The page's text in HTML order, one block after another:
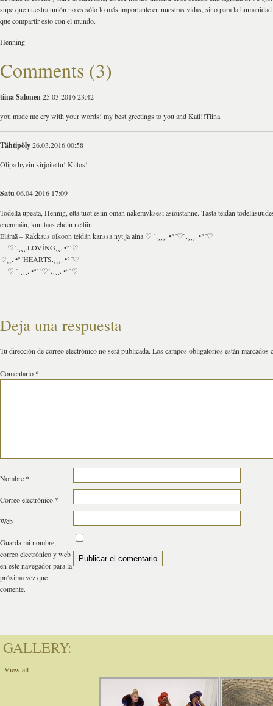
supe que nuestra unión no es sólo lo más importante en nuestras vidas, sino para la
que compartir esto con el mundo.
Henning
Comments (3)
tiina Salonen25.03.2016 23:42
you made me cry with your words! my best greetings to you and Kati!!Tiina
Tähtipöly26.03.2016 00:58
Olipa hyvin kirjoitettu! Kiitos!
Satu06.04.2016 17:09
Todella upeata, Hennig, että tuot esiin oman näkemyksesi asioistanne. Tästä teidän
enemmän, kun taas ehdin nettiin.
Elämä – Rakkaus olkoon teidän kanssa nyt ja aina ♡ `.¸¸¸. •°´♡`.¸¸¸. •°´♡
♡`.¸¸¸.LOVİNG¸¸. •°´♡
♡¸¸. •°´HEARTS.¸¸¸. •°´♡
♡ `.¸¸¸. •°´`♡`.¸¸¸. •°´♡
Deja una respuesta
Tu dirección de correo electrónico no será publicada. Los campos obligatorios están marcados
Comentario *
Nombre *
Correo electrónico *
Web
Guarda mi nombre,
correo electrónico y web
en este navegador para la
próxima vez que
comente.
GALLERY:
View all